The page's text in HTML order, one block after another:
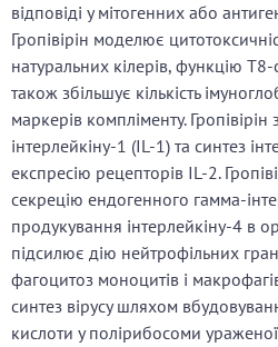
відповіді у мітогенних або
Гропівірін моделює
натуральних кілерів, функцію Т8-
також збільшує кількість
маркерів компліменту. Гропівірін
інтерлейкіну-1 (IL-1) та синтез
експресію рецепторів IL-2.
секрецію ендогенного гамма-
продукування інтерлейкіну-4 в
підсилює дію нейтрофільних
фагоцитоз моноцитів і
синтез вірусу шляхом
кислоти у полірибосоми